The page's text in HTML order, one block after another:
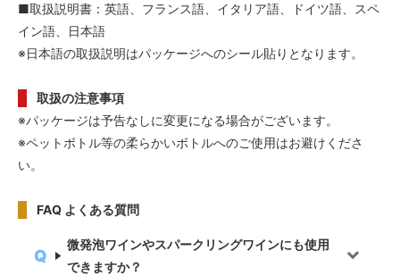
■取扱説明書：英語、フランス語、イタリア語、ドイツ語、スペ
イン語、日本語
※日本語の取扱説明はパッケージへのシール貼りとなります。
取扱の注意事項
※パッケージは予告なしに変更になる場合がございます。
※ペットボトル等の柔らかいボトルへのご使用はお避けくださ
い。
FAQ よくある質問
微発泡ワインやスパークリングワインにも使用
できますか？